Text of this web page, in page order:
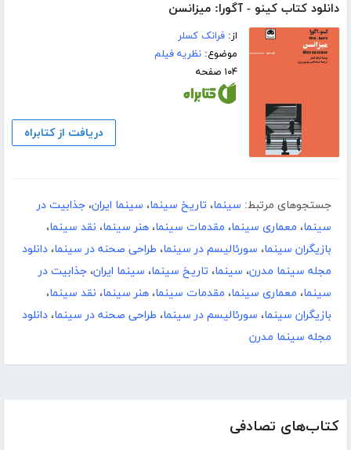
کتاب‌های تصادفی
دانلود کتاب کینو - آگورا: میزانسن
از:فرانک کسلر
موضوع:نظریه فیلم
۱۰۴ صفحه
دریافت از کتابراه
جستجوهای مرتبط: سینما، تاریخ سینما، سینما ایران، جذابیت در
سینما، معماری سینما، مقدمات سینما، هنر سینما، نقد سینما،
بازیگران سینما، سورئالیسم در سینما، طراحی صحنه در سینما، دانلود
مجله سینما مدرن، سینما، تاریخ سینما، سینما ایران، جذابیت در
سینما، معماری سینما، مقدمات سینما، هنر سینما، نقد سینما،
بازیگران سینما، سورئالیسم در سینما، طراحی صحنه در سینما، دانلود
مجله سینما مدرن